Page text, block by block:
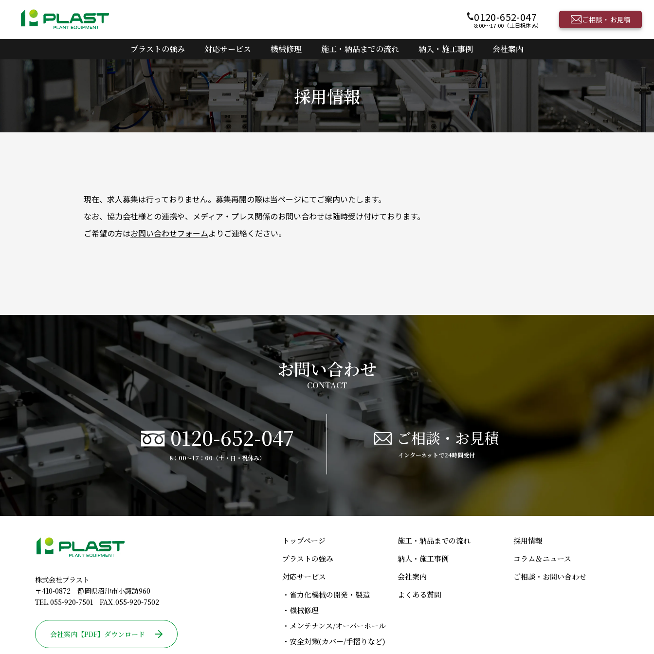
0120-652-047
8:00〜17:00（土日祝休み）
ご相談・お見積
プラストの強み 対応サービス 機械修理 施工・納品までの流れ 納入・施工事例 会社案内
採用情報
現在、求人募集は行っておりません。募集再開の際は当ページにてご案内いたします。
なお、協力会社様との連携や、メディア・プレス関係のお問い合わせは随時受け付けております。
ご希望の方はお問い合わせフォームよりご連絡ください。
お問い合わせ
CONTACT
0120-652-047
8：00〜17：00（土・日・祝休み）
ご相談・お見積
インターネットで24時間受付
株式会社プラスト
〒410-0872 静岡県沼津市小諏訪960
TEL.055-920-7501 FAX.055-920-7502
会社案内【PDF】ダウンロード
トップページ
プラストの強み
対応サービス
・省力化機械の開発・製造
・機械修理
・メンテナンス/オーバーホール
・安全対策(カバー/手摺りなど)
施工・納品までの流れ
納入・施工事例
会社案内
よくある質問
採用情報
コラム＆ニュース
ご相談・お問い合わせ